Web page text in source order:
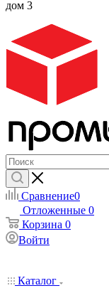
дом 3
Сравнение0
Отложенные 0
Корзина 0
Войти
Каталог